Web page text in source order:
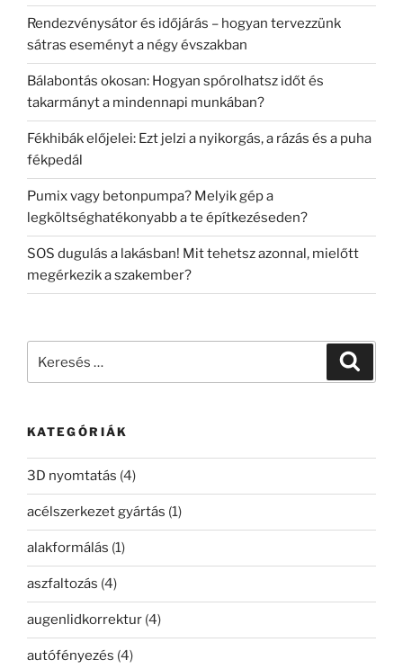
Rendezvénysátor és időjárás – hogyan tervezzünk
sátras eseményt a négy évszakban
Bálabontás okosan: Hogyan spórolhatsz időt és
takarmányt a mindennapi munkában?
Fékhibák előjelei: Ezt jelzi a nyikorgás, a rázás és a puha
fékpedál
Pumix vagy betonpumpa? Melyik gép a
legköltséghatékonyabb a te építkezéseden?
SOS dugulás a lakásban! Mit tehetsz azonnal, mielőtt
megérkezik a szakember?
KATEGÓRIÁK
3D nyomtatás (4)
acélszerkezet gyártás (1)
alakformálás (1)
aszfaltozás (4)
augenlidkorrektur (4)
autófényezés (4)